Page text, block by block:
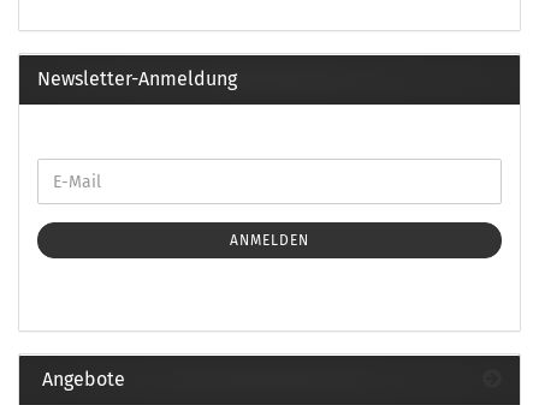
Newsletter-Anmeldung
ANMELDEN
Angebote